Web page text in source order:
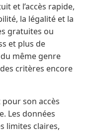
et l’accès rapide,
la légalité et la
gratuites ou
et plus de
même genre
critères encore
son accès
Les données
limites claires,